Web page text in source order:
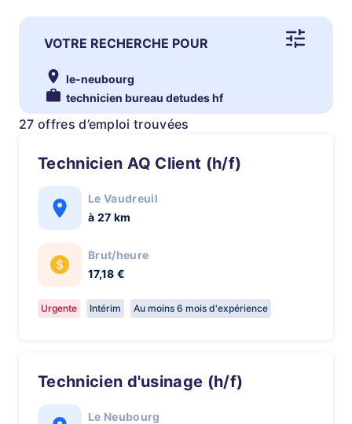
VOTRE RECHERCHE POUR
le-neubourg
technicien bureau detudes hf
27 offres d’emploi trouvées
Technicien AQ Client (h/f)
Le Vaudreuil
à 27 km
Brut/heure
17,18 €
Urgente Intérim Au moins 6 mois d'expérience
Technicien d'usinage (h/f)
Le Neubourg